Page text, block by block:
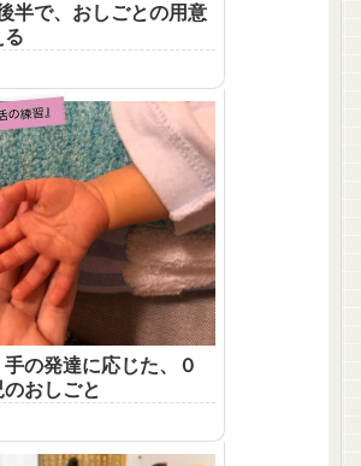
半で、おしごとの用意
る
練習』
の発達に応じた、０
おしごと